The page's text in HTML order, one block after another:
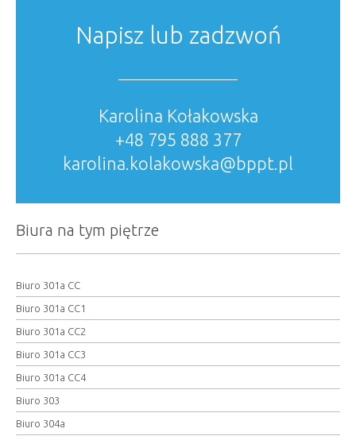
Napisz lub zadzwoń
Karolina Kołakowska
+48 795 888 377
karolina.kolakowska@bppt.pl
Biura na tym piętrze
Biuro 301a CC
Biuro 301a CC1
Biuro 301a CC2
Biuro 301a CC3
Biuro 301a CC4
Biuro 303
Biuro 304a